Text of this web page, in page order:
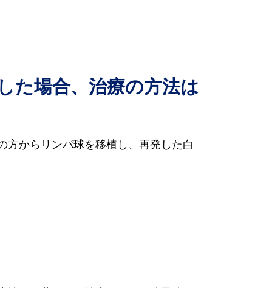
た場合、治療の方法は
からリンパ球を移植し、再発した白